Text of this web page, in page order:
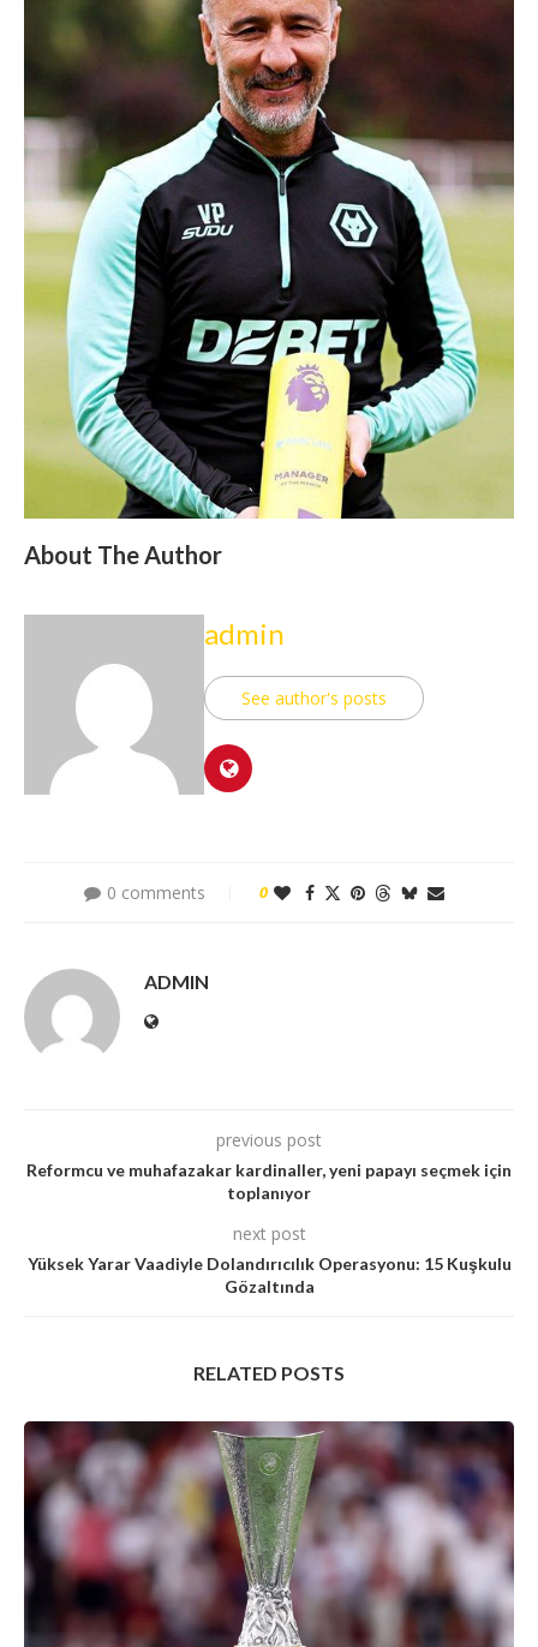
About The Author
admin
See author's posts
0 comments 0
ADMIN
previous post
Reformcu ve muhafazakar kardinaller, yeni papayı seçmek için
toplanıyor
next post
Yüksek Yarar Vaadiyle Dolandırıcılık Operasyonu: 15 Kuşkulu
Gözaltında
RELATED POSTS